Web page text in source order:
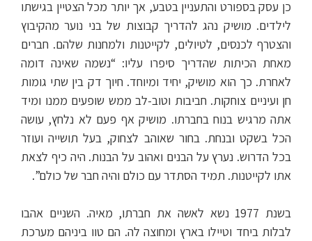
כן עסק בספורט והתעניין בטבע, אך יותר מכל הצטיין בגישתו
לילדים. מושיק נהג להדריך קבוצות של בני נוער מהקיבוץ
והצטרף לכנסים, לטיולים, לקייטנות ולמחנות שלהם. חברים
מאחת הכיתות שהדריך סיפרו עליו: “נשמה שאינה דומה
לאחרת. כך הוא מושיק, יחיד ומיוחד. חיוך דק בין שתי גומות
חן ועיניים צוחקות. חביבות וטוב-לב ממש שופעים ממנו ומיד
אתה מרגיש בנוח בחברתו. מושיק אף פעם לא נלחץ, עושה
הכל בשקט ובנחת. בחור שאוהב לצחוק, בעל תושייה ועוזר
בכל הדרוש. נערץ על הבנים ואהוב על הבנות. היה כיף לצאת
אתו לקייטנות. תמיד הסתדר עם כולם והיה חבר של כולם”.
בשנת 1977 נשא לאשה את חברתו, מאיה. השניים אהבו
לבלות ביחד וטיילו בארץ ומחוצה לה. הם טוו ביניהם מערכת